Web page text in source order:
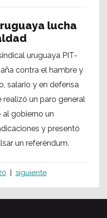
lucha
uruguaya PIT-
contra el hambre y
salario y en defensa
un paro general
gobierno un
y presentó
un referéndum.
siguiente